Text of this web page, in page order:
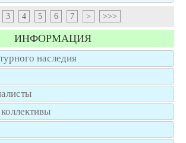
3 4 5 6 7 > >>>
ИНФОРМАЦИЯ
наследия